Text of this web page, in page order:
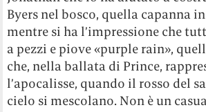
Byers nel bosco, quella capanna
mentre si ha l’impressione che
a pezzi e piove «purple rain»,
che, nella ballata di Prince,
l’apocalisse, quando il rosso del
cielo si mescolano. Non è un